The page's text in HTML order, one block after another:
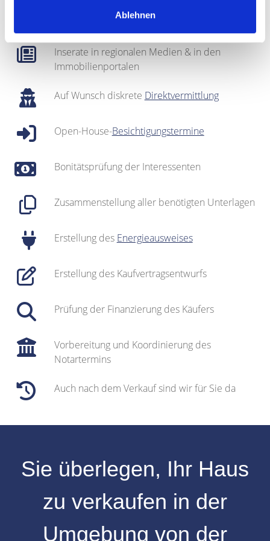
Ablehnen
Regionales Netzwerk inklusive sehr gut
Interessentenkartei
Inserate in regionalen Medien & in den
Immobilienportalen
Auf Wunsch diskrete Direktvermittlung
Open-House-Besichtigungstermine
Bonitätsprüfung der Interessenten
Zusammenstellung aller benötigten Unterlagen
Erstellung des Energieausweises
Erstellung des Kaufvertragsentwurfs
Prüfung der Finanzierung des Käufers
Vorbereitung und Koordinierung des
Notartermins
Auch nach dem Verkauf sind wir für Sie da
Sie überlegen, Ihr Haus
zu verkaufen in der
Umgebung von der